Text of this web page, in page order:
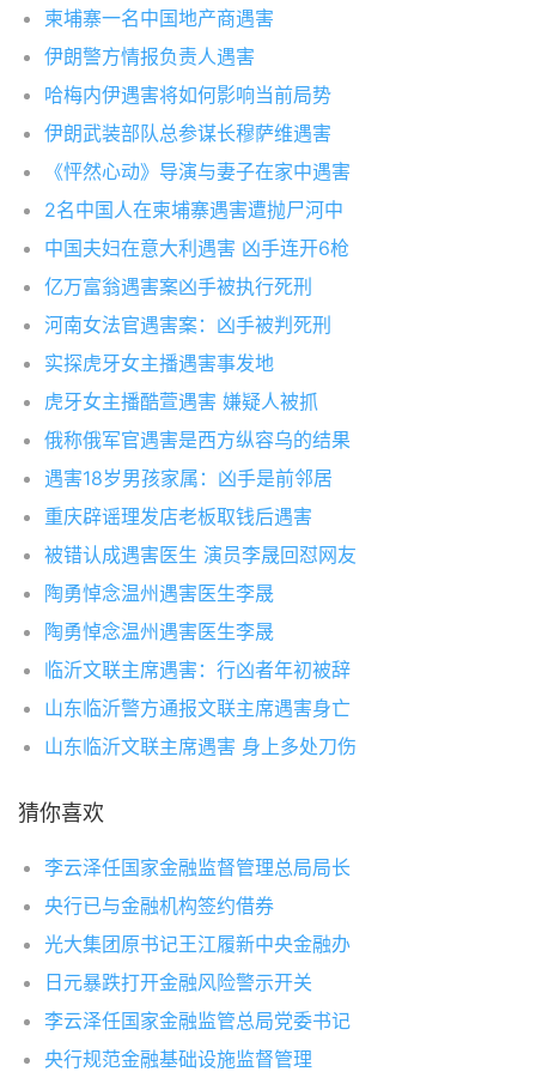
柬埔寨一名中国地产商遇害
伊朗警方情报负责人遇害
哈梅内伊遇害将如何影响当前局势
伊朗武装部队总参谋长穆萨维遇害
《怦然心动》导演与妻子在家中遇害
2名中国人在柬埔寨遇害遭抛尸河中
中国夫妇在意大利遇害 凶手连开6枪
亿万富翁遇害案凶手被执行死刑
河南女法官遇害案：凶手被判死刑
实探虎牙女主播遇害事发地
虎牙女主播酷萱遇害 嫌疑人被抓
俄称俄军官遇害是西方纵容乌的结果
遇害18岁男孩家属：凶手是前邻居
重庆辟谣理发店老板取钱后遇害
被错认成遇害医生 演员李晟回怼网友
陶勇悼念温州遇害医生李晟
陶勇悼念温州遇害医生李晟
临沂文联主席遇害：行凶者年初被辞
山东临沂警方通报文联主席遇害身亡
山东临沂文联主席遇害 身上多处刀伤
猜你喜欢
李云泽任国家金融监督管理总局局长
央行已与金融机构签约借券
光大集团原书记王江履新中央金融办
日元暴跌打开金融风险警示开关
李云泽任国家金融监管总局党委书记
央行规范金融基础设施监督管理